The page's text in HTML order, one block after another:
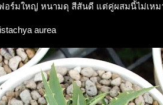
อร์มใหญ่ หนามดุ สีสันดี แต่คู่ผสมนี้ไม่เห
aurea